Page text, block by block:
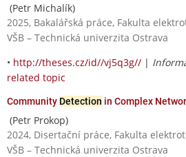
(Petr Michalík)
2025, Bakalářská práce, Fakulta
VŠB – Technická univerzita Ostrava
• http://theses.cz/id//vj5q3g// |
related topic
Community Detection in Complex
(Petr Prokop)
2024, Disertační práce, Fakulta
VŠB – Technická univerzita Ostrava